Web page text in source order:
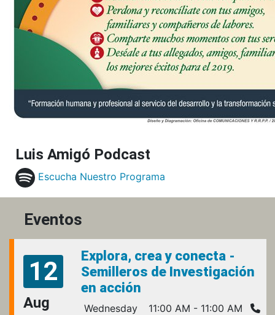
Luis Amigó Podcast
Escucha Nuestro Programa
Eventos
12
Aug
Explora, crea y conecta -
Semilleros de Investigación
en acción
Wednesday
11:00 AM - 11:00 AM